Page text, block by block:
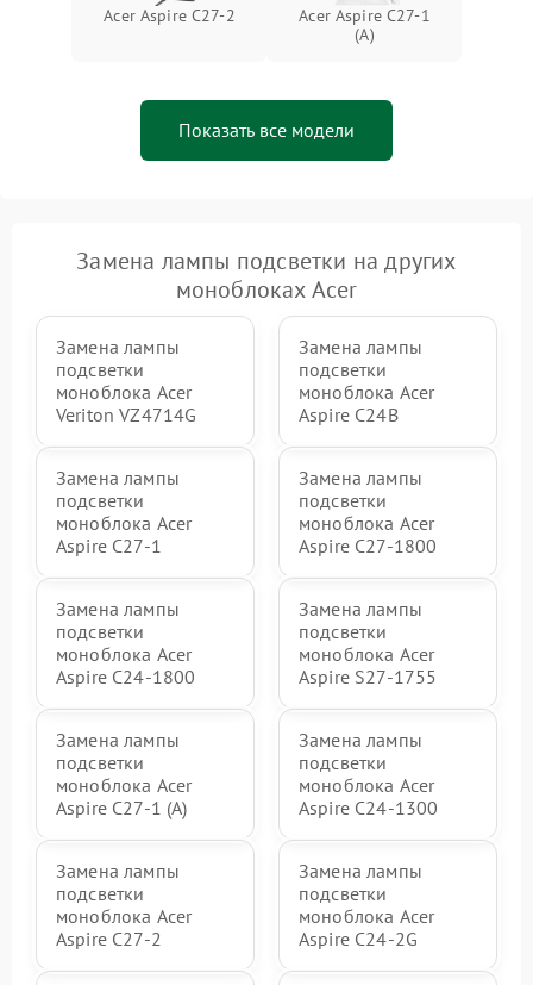
Acer Aspire C27-2
Acer Aspire C27-1
(A)
Показать все модели
Замена лампы подсветки на других
моноблоках Acer
Замена лампы
подсветки
моноблока Acer
Veriton VZ4714G
Замена лампы
подсветки
моноблока Acer
Aspire C24B
Замена лампы
подсветки
моноблока Acer
Aspire C27-1
Замена лампы
подсветки
моноблока Acer
Aspire C27-1800
Замена лампы
подсветки
моноблока Acer
Aspire C24-1800
Замена лампы
подсветки
моноблока Acer
Aspire S27-1755
Замена лампы
подсветки
моноблока Acer
Aspire C27-1 (A)
Замена лампы
подсветки
моноблока Acer
Aspire C24-1300
Замена лампы
подсветки
моноблока Acer
Aspire C27-2
Замена лампы
подсветки
моноблока Acer
Aspire C24-2G